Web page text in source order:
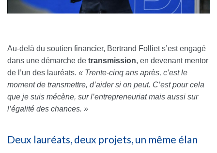
Au-delà du soutien financier, Bertrand Folliet s’est engagé
dans une démarche de transmission, en devenant mentor
de l’un des lauréats. « Trente-cinq ans après, c’est le
moment de transmettre, d’aider si on peut. C’est pour cela
que je suis mécène, sur l’entrepreneuriat mais aussi sur
l’égalité des chances. »
Deux lauréats, deux projets, un même élan